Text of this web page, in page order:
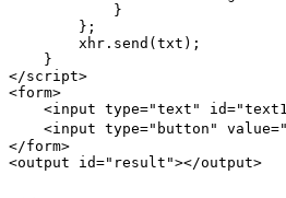
            }
        };
        xhr.send(txt);
    }
</script>
<form>
<input type="text"
<input type="button"
</form>
<output id="result"></output>